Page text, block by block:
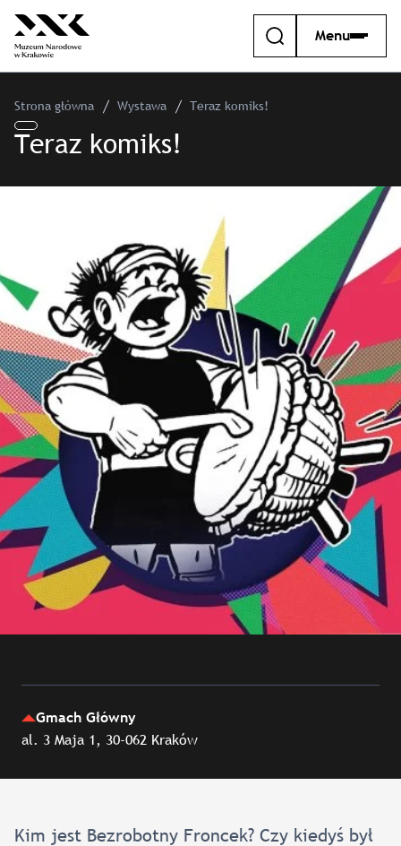
Menu
Strona główna Wystawa Teraz komiks!
Teraz komiks!
Kim jest Bezrobotny Froncek? Czy kiedyś był
Gmach Główny
al. 3 Maja 1, 30-062 Kraków